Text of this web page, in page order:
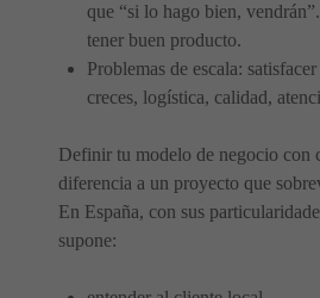
que “si lo hago bien,
tener buen producto.
Problemas de escala:
creces, logística, calidad,
Definir tu modelo de negocio con
diferencia a un proyecto que
En España, con sus
supone: